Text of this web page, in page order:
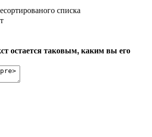
списка
остается таковым, каким вы его